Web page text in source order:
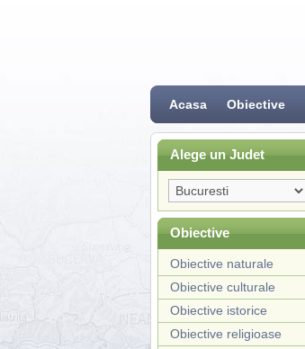
Acasa Obiective
Alege un Judet
Obiective
Obiective naturale
Obiective culturale
Obiective istorice
Obiective religioase